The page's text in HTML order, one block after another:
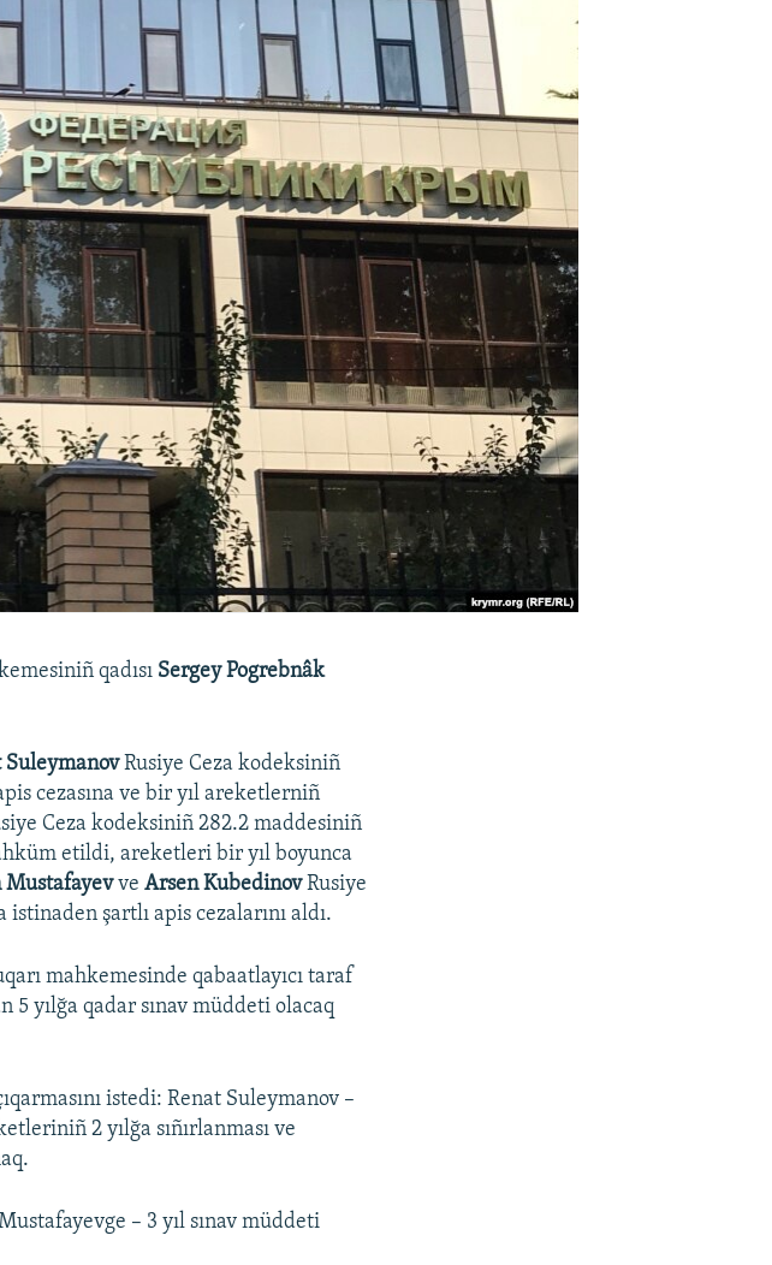
qadısı Sergey Pogrebnâk
SuleymanovRusiye Ceza kodeksiniñ
cezasına ve bir yıl areketlerniñ
Ceza kodeksiniñ 282.2 maddesiniñ
etildi, areketleri bir yıl boyunca
Mustafayevve Arsen KubedinovRusiye
şartlı apis cezalarını aldı.
mahkemesinde qabaatlayıcı taraf
5 yılğa qadar sınav müddeti olacaq
istedi: Renat Suleymanov –
2 yılğa sıñırlanması ve
– 3 yıl sınav müddeti